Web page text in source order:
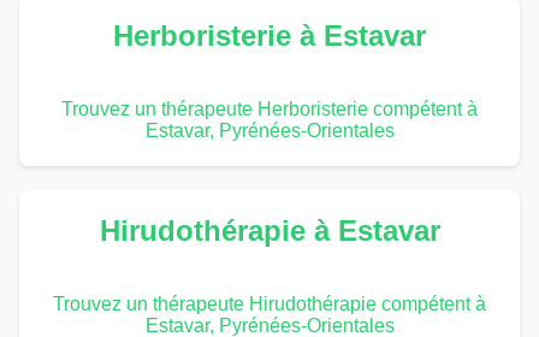
Herboristerie à Estavar
Trouvez un thérapeute Herboristerie compétent à
Estavar, Pyrénées-Orientales
Hirudothérapie à Estavar
Trouvez un thérapeute Hirudothérapie compétent à
Estavar, Pyrénées-Orientales